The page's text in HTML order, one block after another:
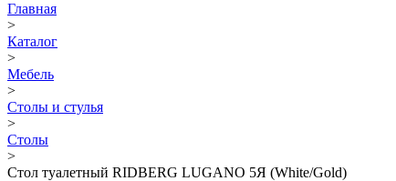
Главная
>
Каталог
>
Мебель
>
Столы и стулья
>
Столы
>
Стол туалетный RIDBERG LUGANO 5Я (White/Gold)